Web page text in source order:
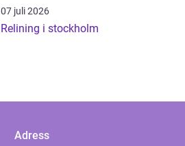
07 juli 2026
Relining i stockholm
Adress